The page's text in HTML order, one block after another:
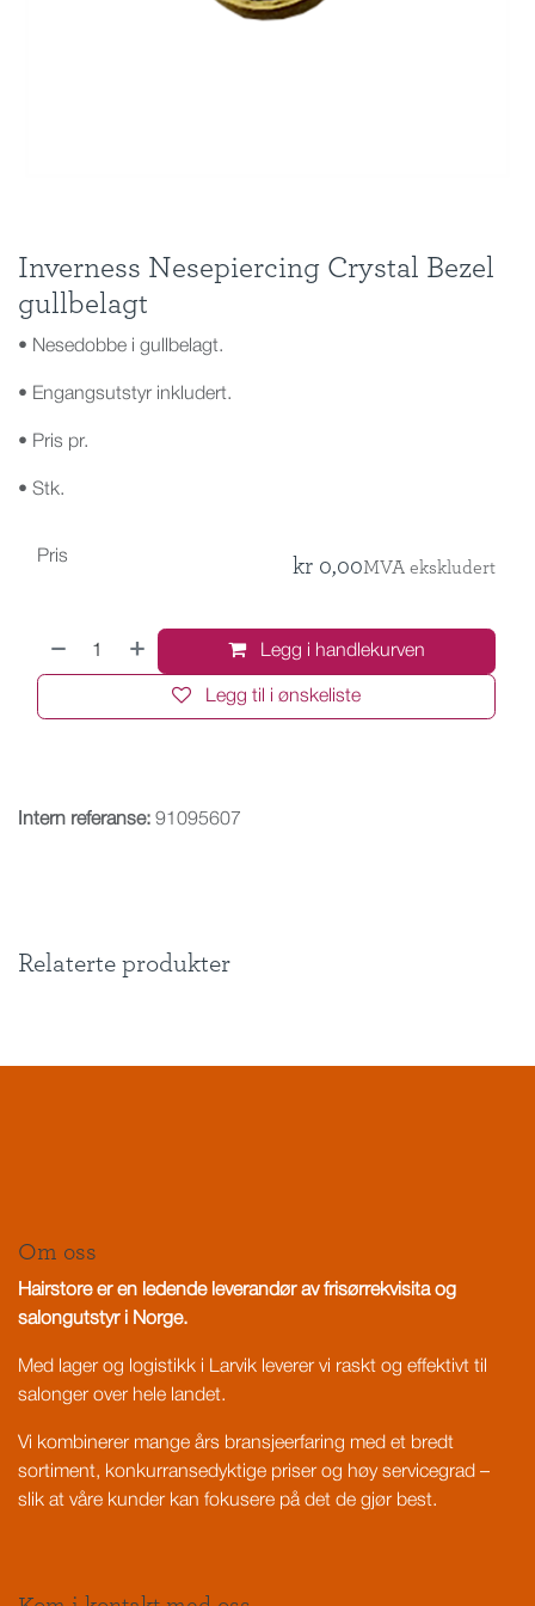
Inverness Nesepiercing Crystal Bezel
gullbelagt
• Nesedobbe i gullbelagt.
• Engangsutstyr inkludert.
• Pris pr.
• Stk.
Legg i handlekurven
Legg til i ønskeliste
Pris kr 0,00MVA ekskludert
Intern referanse: 91095607
Relaterte produkter
Om oss
Hairstore er en ledende leverandør av frisørrekvisita og
salongutstyr i Norge.
Med lager og logistikk i Larvik leverer vi raskt og effektivt til
salonger over hele landet.
Vi kombinerer mange års bransjeerfaring med et bredt
sortiment, konkurransedyktige priser og høy servicegrad –
slik at våre kunder kan fokusere på det de gjør best.